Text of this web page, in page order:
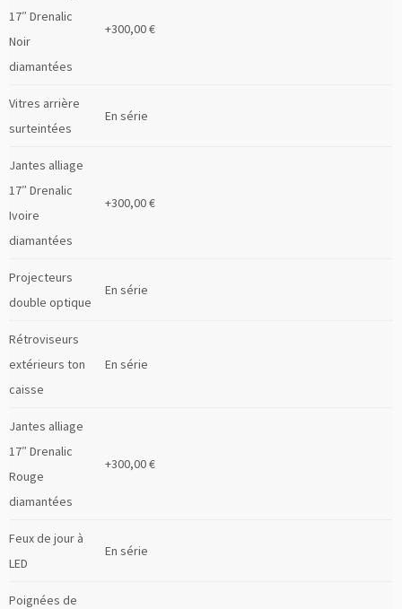
17″ Drenalic
Noir
diamantées
+300,00 €
Vitres arrière
surteintées
En série
Jantes alliage
17″ Drenalic
Ivoire
diamantées
+300,00 €
Projecteurs
double optique
En série
Rétroviseurs
extérieurs ton
caisse
En série
Jantes alliage
17″ Drenalic
Rouge
diamantées
+300,00 €
Feux de jour à
LED
En série
Poignées de